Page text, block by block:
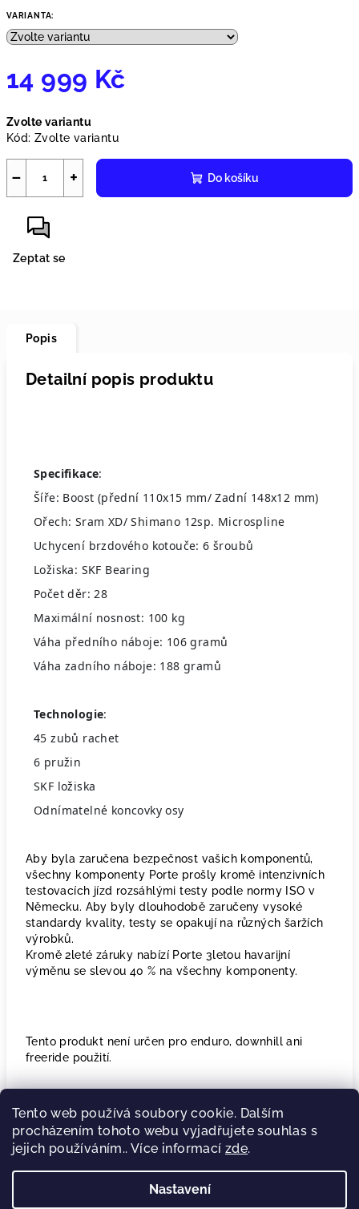
Tento web používá soubory cookie. Dalším
procházením tohoto webu vyjadřujete souhlas s
jejich používáním.. Více informací zde.
Nastavení
VARIANTA:
14 999 Kč
cena:
Zvolte variantu
Kód: Zvolte variantu
+
− Do košíku
Zeptat se
Popis
Detailní popis produktu
Specifikace:
Šíře: Boost (přední 110x15 mm/ Zadní 148x12 mm)
Ořech: Sram XD/ Shimano 12sp. Microspline
Uchycení brzdového kotouče: 6 šroubů
Ložiska: SKF Bearing
Počet děr: 28
Maximální nosnost: 100 kg
Váha předního náboje: 106 gramů
Váha zadního náboje: 188 gramů
Technologie:
45 zubů rachet
6 pružin
SKF ložiska
Odnímatelné koncovky osy
Aby byla zaručena bezpečnost vašich komponentů,
všechny komponenty Porte prošly kromě intenzivních
testovacích jízd rozsáhlými testy podle normy ISO v
Německu. Aby byly dlouhodobě zaručeny vysoké
standardy kvality, testy se opakují na různých šaržích
výrobků.
Kromě 2leté záruky nabízí Porte 3letou havarijní
výměnu se slevou 40 % na všechny komponenty.
Tento produkt není určen pro enduro, downhill ani
freeride použití.